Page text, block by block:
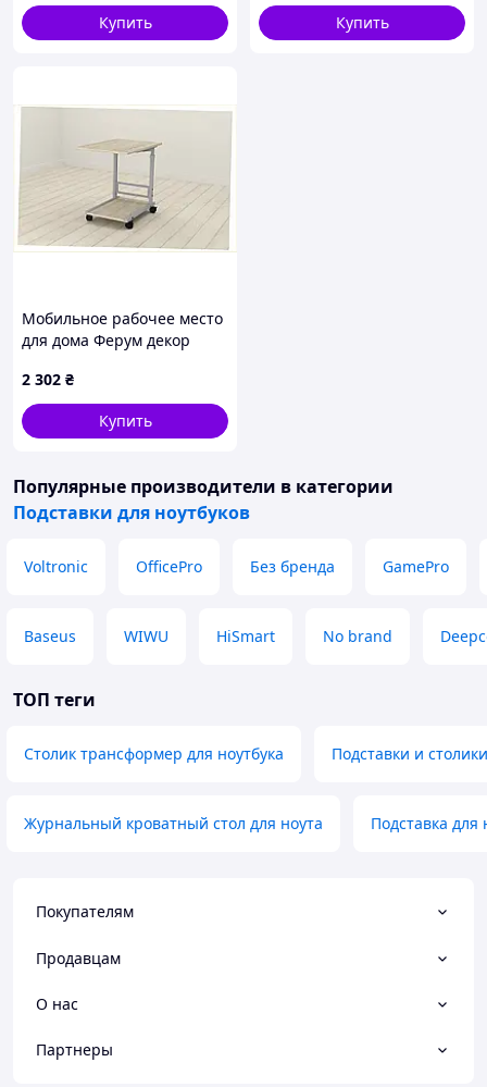
Купить
Купить
Мобильное рабочее место
для дома Ферум декор
2 302 ₴
Купить
Популярные производители в категории
Подставки для ноутбуков
Voltronic OfficePro Без бренда GamePro
Baseus WIWU HiSmart No brand
ТОП теги
Столик трансформер для ноутбука Подставки и
Журнальный кроватный стол для ноута Подставка для
Покупателям
Продавцам
О нас
Партнеры